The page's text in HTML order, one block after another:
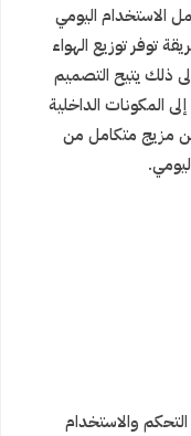
الاستخدام اليومي
توفر توزيع الهواء
ذلك يتيح التصميم
المكونات الداخلية
عن مزيج متكامل من
والاستخدام